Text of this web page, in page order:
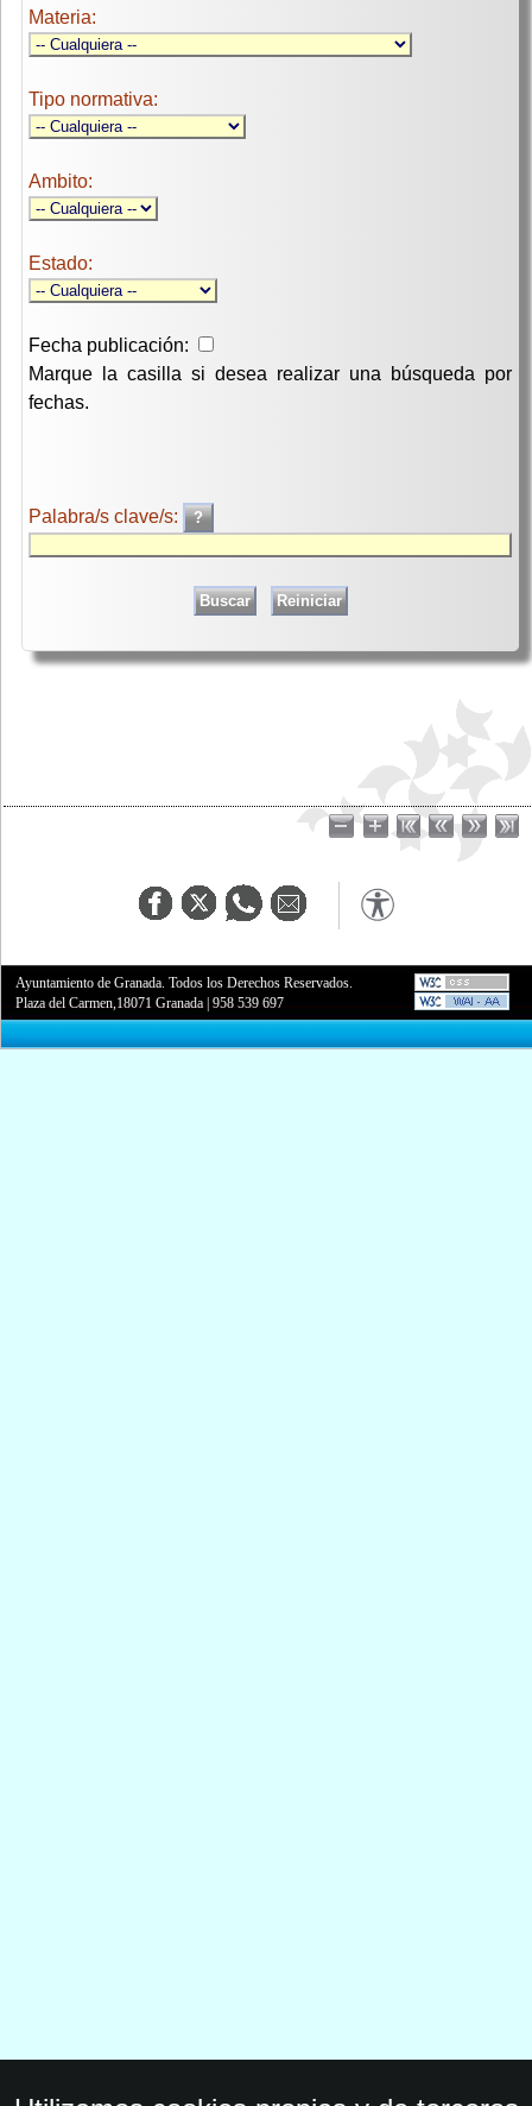
Materia:
Tipo normativa:
Ambito:
Estado:
Fecha publicación:
Marque la casilla si desea realizar una búsqueda por
fechas.
Palabra/s clave/s:
Ayuntamiento de Granada. Todos los Derechos Reservados.
Plaza del Carmen,18071 Granada |958 539 697